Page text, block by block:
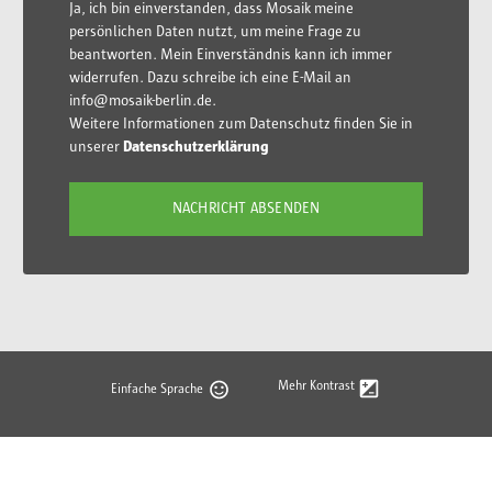
Ja, ich bin einverstanden, dass Mosaik meine
persönlichen Daten nutzt, um meine Frage zu
beantworten. Mein Einverständnis kann ich immer
widerrufen. Dazu schreibe ich eine E-Mail an
info@mosaik-berlin.de.
Weitere Informationen zum Datenschutz finden Sie in
unserer Datenschutzerklärung
Einfache Sprache Mehr Kontrast